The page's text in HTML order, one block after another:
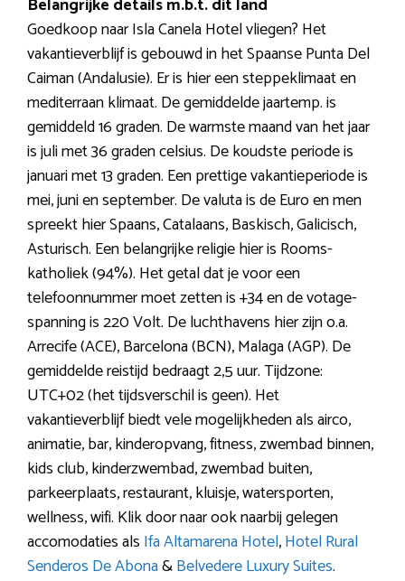
Goedkoop naar Isla Canela Hotel vliegen? Het
vakantieverblijf is gebouwd in het Spaanse Punta Del
Caiman (Andalusie). Er is hier een steppeklimaat en
mediterraan klimaat. De gemiddelde jaartemp. is
gemiddeld 16 graden. De warmste maand van het jaar
is juli met 36 graden celsius. De koudste periode is
januari met 13 graden. Een prettige vakantieperiode is
mei, juni en september. De valuta is de Euro en men
spreekt hier Spaans, Catalaans, Baskisch, Galicisch,
Asturisch. Een belangrijke religie hier is Rooms-
katholiek (94%). Het getal dat je voor een
telefoonnummer moet zetten is +34 en de votage-
spanning is 220 Volt. De luchthavens hier zijn o.a.
Arrecife (ACE), Barcelona (BCN), Malaga (AGP). De
gemiddelde reistijd bedraagt 2,5 uur. Tijdzone:
UTC+02 (het tijdsverschil is geen). Het
vakantieverblijf biedt vele mogelijkheden als airco,
animatie, bar, kinderopvang, fitness, zwembad binnen,
kids club, kinderzwembad, zwembad buiten,
parkeerplaats, restaurant, kluisje, watersporten,
wellness, wifi. Klik door naar ook naarbij gelegen
accomodaties als Ifa Altamarena Hotel,Hotel Rural
Senderos De Abona&Belvedere Luxury Suites.